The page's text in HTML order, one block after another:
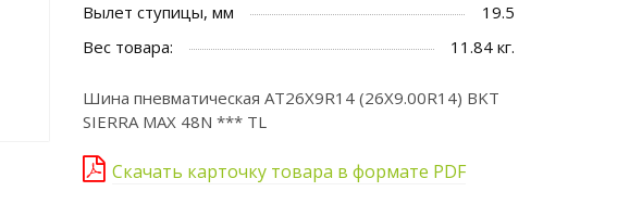
Вылет ступицы, мм
19.5
Вес товара:
11.84 кг.
Шина пневматическая AT26X9R14 (26X9.00R14) BKT
SIERRA MAX 48N *** TL
Скачать карточку товара в формате PDF